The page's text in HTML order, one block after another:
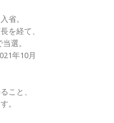
省。
を経て、
選。
年10月
こと、
。